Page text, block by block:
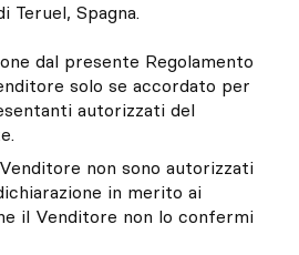
Spagna.
dal presente Regolamento
solo se accordato per
autorizzati del
non sono autorizzati
in merito ai
il Venditore non lo confermi